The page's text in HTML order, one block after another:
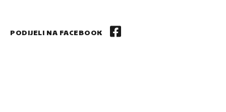
PODIJELI NA FACEBOOK